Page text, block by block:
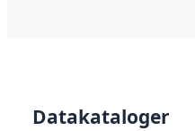
Datakataloger